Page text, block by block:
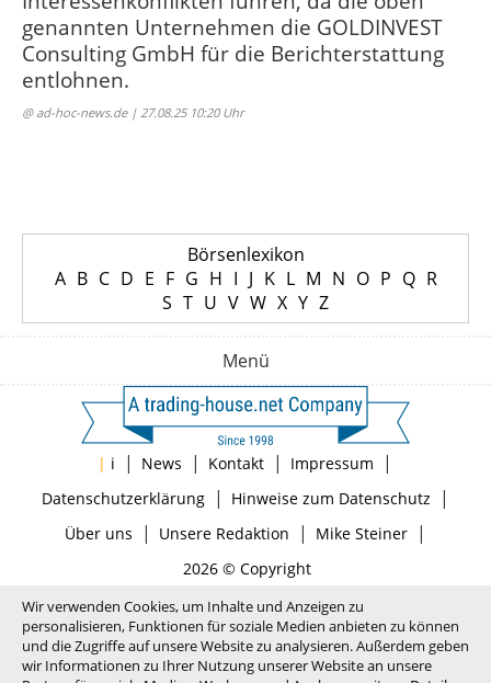
genannten Unternehmen die GOLDINVEST
Consulting GmbH für die Berichterstattung
entlohnen.
@ ad-hoc-news.de| 27.08.25 10:20 Uhr
Börsenlexikon
A B C D E F G H I J K L M N O P Q R
S T U V W X Y Z
Menü
| i | News | Kontakt | Impressum |
Datenschutzerklärung| Hinweise zum Datenschutz |
Über uns | Unsere Redaktion | Mike Steiner|
2026 © Copyright
Wir verwenden Cookies, um Inhalte und Anzeigen zu
personalisieren, Funktionen für soziale Medien anbieten zu können
und die Zugriffe auf unsere Website zu analysieren. Außerdem geben
wir Informationen zu Ihrer Nutzung unserer Website an unsere